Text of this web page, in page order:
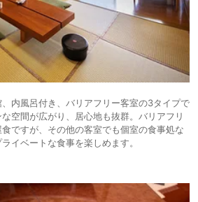
内風呂付き、バリアフリー客室の3タイプで
空間が広がり、居心地も抜群。バリアフリ
ですが、その他の客室でも個室の食事処な
イベートな食事を楽しめます。